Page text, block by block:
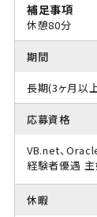
補足事項
休憩80分
期間
長期(3ヶ月以
応募資格
VB.net、
経験者優遇 主
休暇